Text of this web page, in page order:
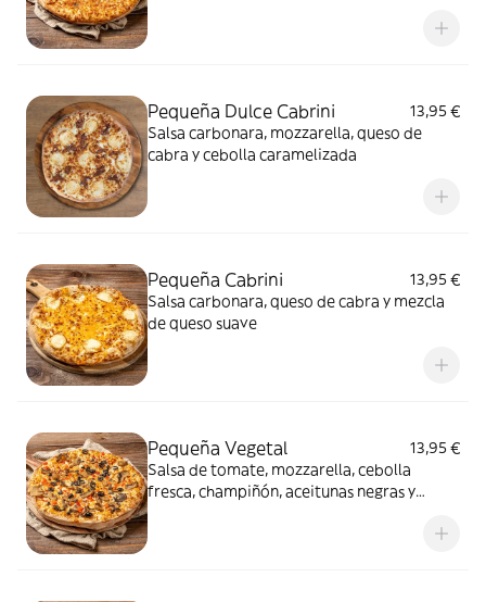
Pequeña Dulce Cabrini
13,95 €
Salsa carbonara, mozzarella, queso de
cabra y cebolla caramelizada
Pequeña Cabrini
13,95 €
Salsa carbonara, queso de cabra y mezcla
de queso suave
Pequeña Vegetal
13,95 €
Salsa de tomate, mozzarella, cebolla
fresca, champiñón, aceitunas negras y